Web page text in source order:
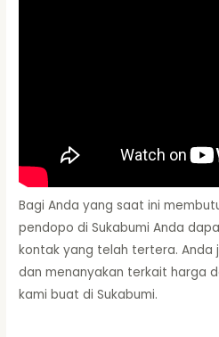
Bagi Anda yang saat ini
pendopo di Sukabumi Anda
kontak yang telah tertera. Anda
dan menanyakan terkait harga
kami buat di Sukabumi.